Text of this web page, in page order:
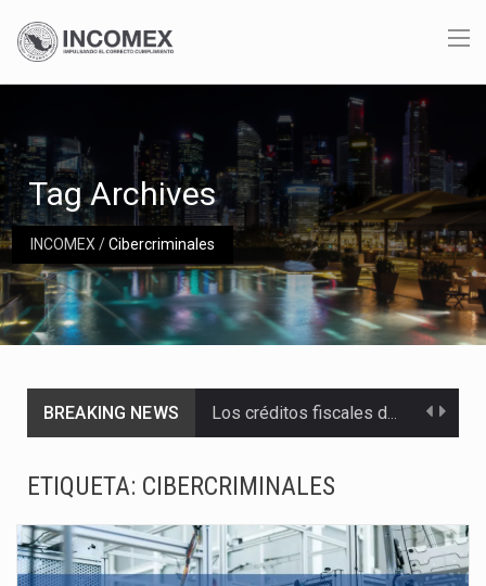
INCOMEX/Cibercriminales
Tag Archives
BREAKING NEWS
El gobierno de Estados Unidos anunciará un arancel del 15 % sobre los productos fabricados…
ETIQUETA: CIBERCRIMINALES